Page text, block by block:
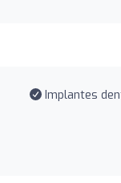
Implantes